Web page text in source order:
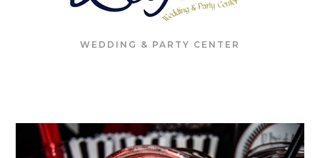
WEDDING & PARTY CENTER